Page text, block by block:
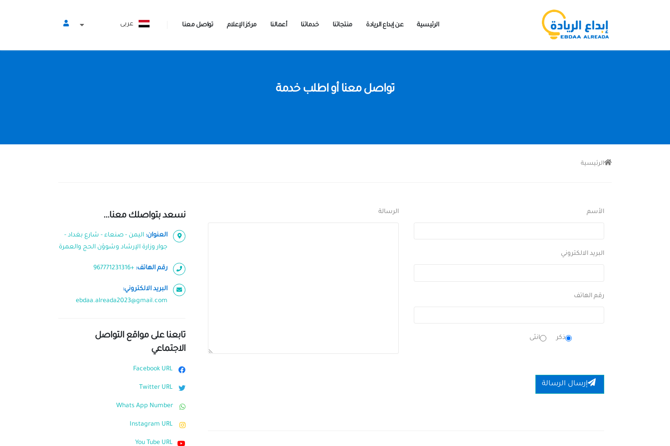
الرئيسية عن إبداع الريادة منتجاتنا خدماتنا أعمالنا مركز الإعلام تواصل معنا عربى
تواصل معنا أو اطلب خدمة
الرئيسية
الأسم
البريد الالكتروني
رقم الهاتف
ذكر انثى
الرسالة
إرسال الرسالة
نسعد بتواصلك معنا...
العنوان: اليمن - صنعاء - شارع بغداد -
جوار وزارة الإرشاد وشوؤن الحج والعمرة
رقم الهاتف: +967771231316
البريد الالكتروني:
ebdaa.alreada2023@gmail.com
تابعنا على مواقع التواصل
الاجتماعي
Facebook URL
Twitter URL
Whats App Number
Instagram URL
You Tube URL